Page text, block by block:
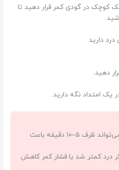
کوچک در گودی کمر قرار دهید تا
درد دارید
دهید.
یک امتداد نگه دارید.
اصلاح وضعیت بدن می‌تواند ظرف ۵–۱۰ دقیقه باعث
درد کمتر شد یا فشار کمر کاهش